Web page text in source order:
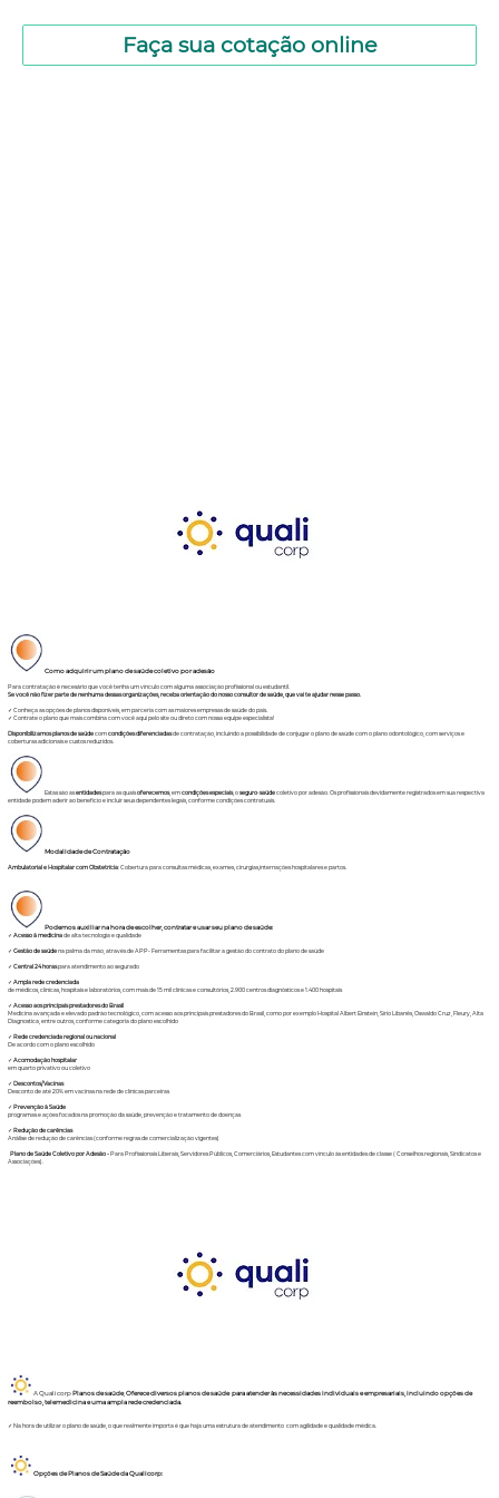
Faça sua cotação online
Como adquirir um plano de saúde coletivo por adesão
Para contratação é necesário que você tenha um vínculo com alguma associação profissional ou estudantil.
Se você não fizer parte de nenhuma dessas organizações, receba orientação do nosso consultor de saúde, que vai te ajudar nesse passo.
✓ Conheça as opções de planos disponíveis, em parceria com as maiores empresas de saúde do país.
✓ Contrate o plano que mais combina com você aqui pelo site ou direto com nossa equipe especialista!
Disponibilizamos planos de saúdecomcondições diferenciadasde contratação, incluindo a possibilidade de conjugar o plano de saúde com o plano odontológico, com serviços e
coberturas adicionais e custos reduzidos.
Estas são asentidadespara as quaisoferecemos, emcondições especiais, oseguro-saúdecoletivo por adesão. Os profissionais devidamente registrados em sua respectiva
entidade podem aderir ao benefício e incluir seus dependentes legais, conforme condições contratuais.
Modalidade de Contratação
Ambulatorial e Hospitalar com Obstetrícia: Cobertura para consultas médicas, exames, cirurgias,internações hospitalares e partos.
Podemos auxiliar na hora de escolher, contratar e usar seu plano de saúde:
✓Acesso à medicinade alta tecnologia e qualidade
✓Gestão de saúdena palma da mão, através de APP- Ferramentas para facilitar a gestão do contrato do plano de saúde
✓Central 24 horaspara atendimento ao segurado
✓Ampla rede credenciada
de médicos, clínicas, hospitais e laboratórios, com mais de 15 mil clínicas e consultórios, 2.900 centros diagnósticos e 1.400 hospitais
✓Acesso aos principais prestadores do Brasil
Medicina avançada e elevado padrão tecnológico, com acesso aos principais prestadores do Brasil, como por exemplo Hospital Albert Einstein, Sírio Libanês, Oswaldo Cruz, Fleury, Alta
Diagnostica, entre outros, conforme categoria do plano escolhido
✓ Rede credenciada regional ou nacional
De acordo com o plano escolhido
✓Acomodação hospitalar
em quarto privativo ou coletivo
✓ Descontos/Vacinas
Desconto de até 20% em vacinas na rede de clínicas parceiras
✓ Prevenção à Saúde
programas e ações focados na promoção da saúde, prevenção e tratamento de doenças
✓ Redução de carências
Análise de redução de carências (conforme regras de comercialização vigentes)
Plano de Saúde Coletivo por Adesão - Para Profissionais Liberais, Servidores Públicos, Comerciários, Estudantes com vínculo às entidades de classe ( Conselhos regionais, Sindicatos e
Associações).
A Qualicorp Planos de saúde,Oferece diversos planos de saúde para atender às necessidades individuais e empresariais, incluindo opções de
reembolso, telemedicina e uma ampla rede credenciada.
✓ Na hora de utilizar o plano de saúde, o que realmente importa é que haja uma estrutura de atendimento com agilidade e qualidade médica.
Opções de Planos de Saúde da Qualicorp: